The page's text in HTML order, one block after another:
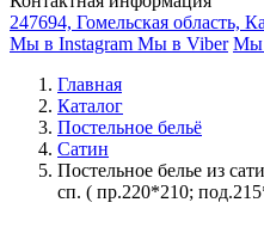
247694, Гомельская область,
Мы в Instagram Мы в Viber Мы
Главная
Каталог
Постельное бельё
Сатин
Постельное белье из
сп. ( пр.220*210;